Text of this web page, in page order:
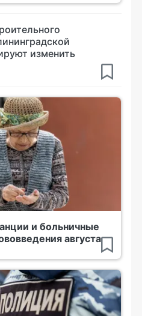
изменить
и больничные
августа